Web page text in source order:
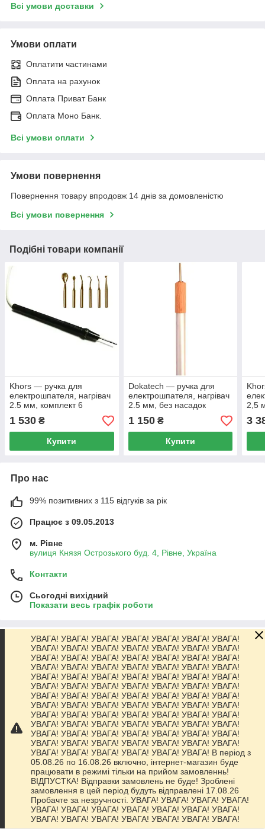
Всі умови доставки
Умови оплати
Оплатити частинами
Оплата на рахунок
Оплата Приват Банк
Оплата Моно Банк.
Всі умови оплати
Умови повернення
Повернення товару впродовж 14 днів за домовленістю
Всі умови повернення
Подібні товари компанії
Khors — ручка для
електрошпателя, нагрівач
2.5 мм, комплект 6
насадок
1 530 ₴
Купити
Dokatech — ручка для
електрошпателя, нагрівач
2.5 мм, без насадок
1 150₴
Купити
2,5
3
Про нас
99% позитивних з 115 відгуків за рік
Працює з 09.05.2013
м. Рівне
вулиця Князя Острозького буд. 4, Рівне, Україна
Контакти
Сьогодні вихідний
Показати весь графік роботи
Про нас
Контакти
Доставка та оплата
Графік роботи
Повна версія сайту
Сайт створено на маркетплейсіProm.ua
Політика конфіденційності
УВАГА! УВАГА! УВАГА! УВАГА! УВАГА! УВАГА! УВАГА!
УВАГА! УВАГА! УВАГА! УВАГА! УВАГА! УВАГА! УВАГА!
УВАГА! УВАГА! УВАГА! УВАГА! УВАГА! УВАГА! УВАГА!
УВАГА! УВАГА! УВАГА! УВАГА! УВАГА! УВАГА! УВАГА!
УВАГА! УВАГА! УВАГА! УВАГА! УВАГА! УВАГА! УВАГА!
УВАГА! УВАГА! УВАГА! УВАГА! УВАГА! УВАГА! УВАГА!
УВАГА! УВАГА! УВАГА! УВАГА! УВАГА! УВАГА! УВАГА!
УВАГА! УВАГА! УВАГА! УВАГА! УВАГА! УВАГА! УВАГА!
УВАГА! УВАГА! УВАГА! УВАГА! УВАГА! УВАГА! УВАГА!
УВАГА! УВАГА! УВАГА! УВАГА! УВАГА! УВАГА! УВАГА!
УВАГА! УВАГА! УВАГА! УВАГА! УВАГА! УВАГА! УВАГА!
УВАГА! УВАГА! УВАГА! УВАГА! УВАГА! УВАГА! УВАГА!
УВАГА! УВАГА! УВАГА! УВАГА! УВАГА! УВАГА! В період з
05.08.26 по 16.08.26 включно, інтернет-магазин буде
працювати в режимі тільки на прийом замовленнь!
ВІДПУСТКА! Відправки замовлень не буде! Зроблені
замовлення в цей період будуть відправлені 17.08.26
Пробачте за незручності. УВАГА! УВАГА! УВАГА! УВАГА!
УВАГА! УВАГА! УВАГА! УВАГА! УВАГА! УВАГА! УВАГА!
УВАГА! УВАГА! УВАГА! УВАГА! УВАГА! УВАГА! УВАГА!